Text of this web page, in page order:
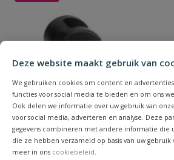
Deze website maakt gebruik van
We gebruiken cookies om content en
functies voor social media te bieden en om ons
Ook delen we informatie over uw gebruik van
voor social media, adverteren en analyse. Deze
gegevens combineren met andere informatie die
die ze hebben verzameld op basis van uw gebruik
meer in ons cookiebeleid
Naam
Samenvatting